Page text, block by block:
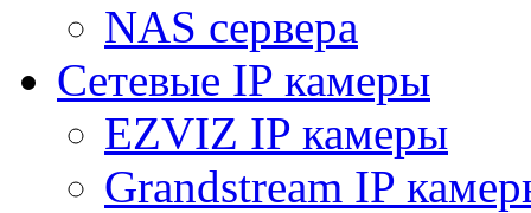
NAS сервера
Сетевые IP камеры
EZVIZ IP камеры
Grandstream IP